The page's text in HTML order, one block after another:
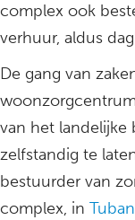
complex ook
verhuur, aldus
De gang van
van het landelijke
zelfstandig te
bestuurder van
complex, in